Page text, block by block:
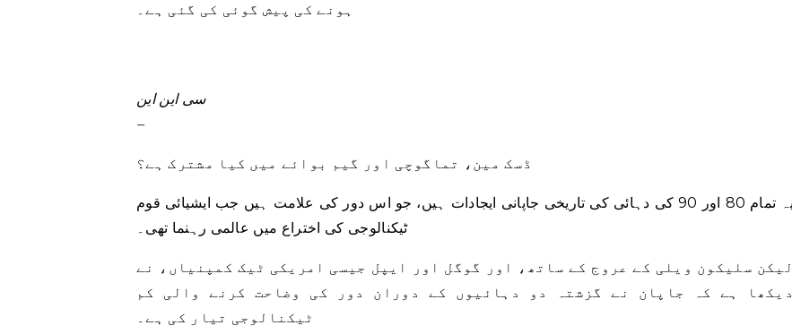
ہونے کی پیش گوئی کی گئی ہے۔
سی این این
–
ڈسک مین، تماگوچی اور گیم بوائے میں کیا مشترک ہے؟
یہ تمام 80 اور 90 کی دہائی کی تاریخی جاپانی ایجادات ہیں، جو اس دور کی علامت ہیں جب ایشیائی قوم
ٹیکنالوجی کی اختراع میں عالمی رہنما تھی۔
لیکن سلیکون ویلی کے عروج کے ساتھ، اور گوگل اور ایپل جیسی امریکی ٹیک کمپنیاں، نے
دیکھا ہے کہ جاپان نے گزشتہ دو دہائیوں کے دوران دور کی وضاحت کرنے والی کم
ٹیکنالوجی تیار کی ہے۔